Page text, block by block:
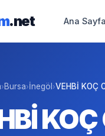
.net Ana Sayfa
› Bursa›İnegöl ›VEHBİ KOÇ